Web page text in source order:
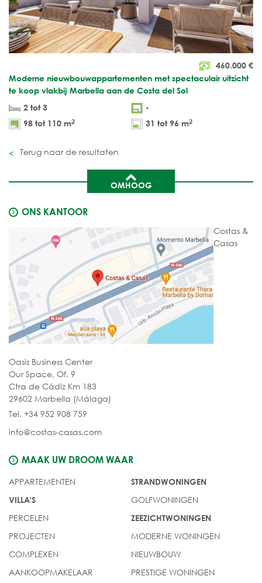
460.000 €
Moderne nieuwbouwappartementen met spectaculair uitzicht
te koop vlakbij Marbella aan de Costa del Sol
2 tot 3
-
98 tot 110 m2 31 tot 96 m2
Terug naar de resultaten
OMHOOG
ONS KANTOOR
Costas &
Casas
Oasis Business Center
Our Space, Of. 9
Ctra de Cádiz Km 183
29602 Marbella (Málaga)
Tel. +34 952 908 759
info@costas-casas.com
MAAK UW DROOM WAAR
APPARTEMENTEN
VILLA'S
PERCELEN
PROJECTEN
COMPLEXEN
AANKOOPMAKELAAR
STRANDWONINGEN
GOLFWONINGEN
ZEEZICHTWONINGEN
MODERNE WONINGEN
NIEUWBOUW
PRESTIGE WONINGEN